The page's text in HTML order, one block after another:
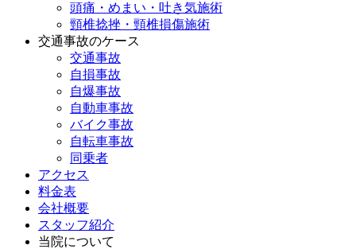
頭痛・めまい・吐き気施術
頸椎捻挫・頸椎損傷施術
交通事故のケース
交通事故
自損事故
自爆事故
自動車事故
バイク事故
自転車事故
同乗者
アクセス
料金表
会社概要
スタッフ紹介
当院について